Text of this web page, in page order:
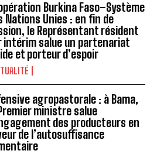
Burkina Faso–Système
Nations Unies : en fin de
le Représentant résident
intérim salue un partenariat
et porteur d’espoir
agropastorale : à Bama,
ministre salue
des producteurs en
de l’autosuffisance